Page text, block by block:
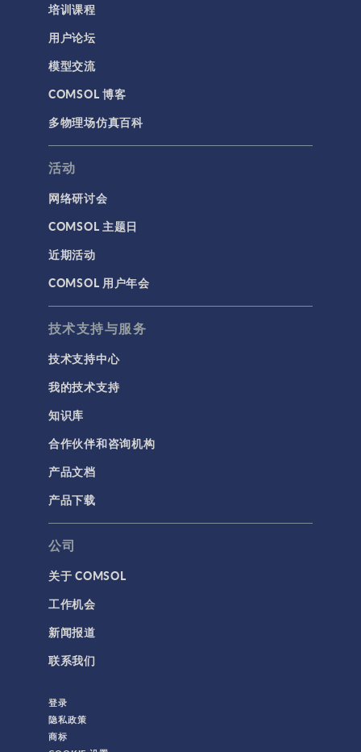
培训课程
用户论坛
模型交流
COMSOL 博客
多物理场仿真百科
活动
网络研讨会
COMSOL 主题日
近期活动
COMSOL 用户年会
技术支持与服务
技术支持中心
我的技术支持
知识库
合作伙伴和咨询机构
产品文档
产品下载
公司
关于 COMSOL
工作机会
新闻报道
联系我们
登录
隐私政策
商标